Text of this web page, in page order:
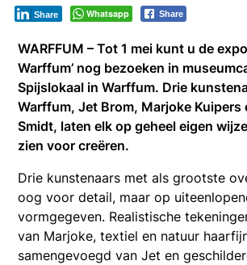
Whatsapp Share
Share
WARFFUM – Tot 1 mei kunt u de
Warffum’ nog bezoeken in
Spijslokaal in Warffum. Drie
Warffum, Jet Brom, Marjoke Kuipers
Smidt, laten elk op geheel eigen
zien voor creëren.
Drie kunstenaars met als grootste
oog voor detail, maar op
vormgegeven. Realistische
van Marjoke, textiel en natuur
samengevoegd van Jet en